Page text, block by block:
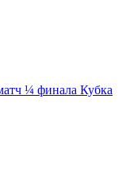
¼ финала Кубка